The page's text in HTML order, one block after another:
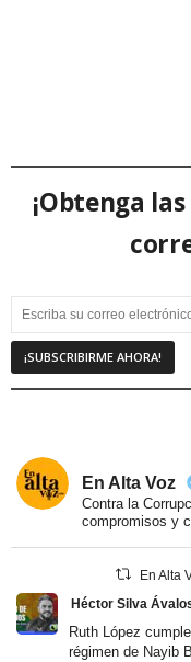
¡Obtenga
En Alta Voz
Contra la
compromisos y
En Alta
Héctor Silva
Ruth López
régimen de Nayib